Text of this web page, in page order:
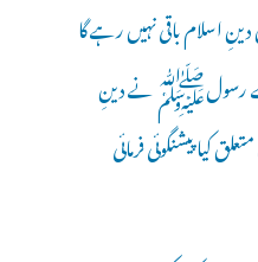
اسلام باقی نہیں رہے گا
ہمارے رسولﷺ نے دینِ
کیا پیشنگوئی فرمائی